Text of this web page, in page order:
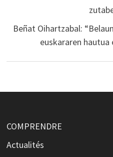
Beñat Oihartzabal:
euskararen hautua
COMPRENDRE
Actualités